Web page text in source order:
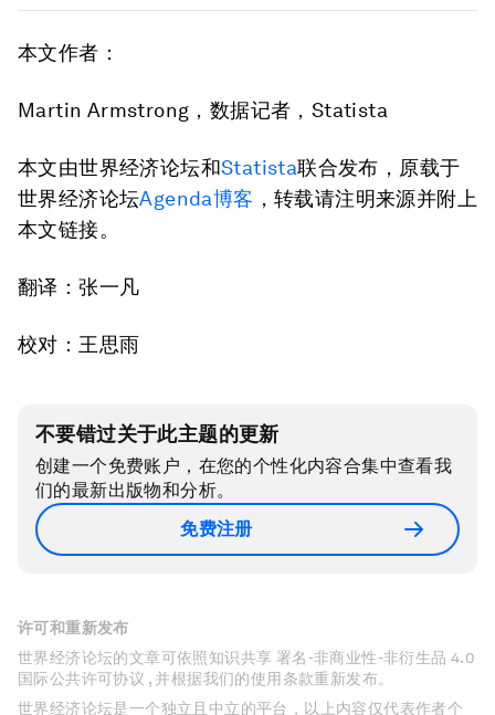
本文作者：
Martin Armstrong，数据记者，Statista
本文由世界经济论坛和Statista联合发布，原载于
世界经济论坛Agenda博客 ，转载请注明来源并附上
本文链接。
翻译：张一凡
校对：王思雨
不要错过关于此主题的更新
创建一个免费账户，在您的个性化内容合集中查看我
们的最新出版物和分析。
免费注册
许可和重新发布
世界经济论坛的文章可依照知识共享 署名-非商业性-非衍生品 4.0
国际公共许可协议 , 并根据我们的使用条款重新发布。
世界经济论坛是一个独立且中立的平台，以上内容仅代表作者个